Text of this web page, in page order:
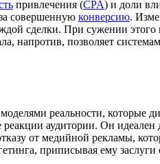
привлечения (CPA) и доли
совершенную конверсию.
сделки. При сужении
напротив, позволяет
реальности, которые
аудитории. Он
от медийной рекламы,
приписывая ему